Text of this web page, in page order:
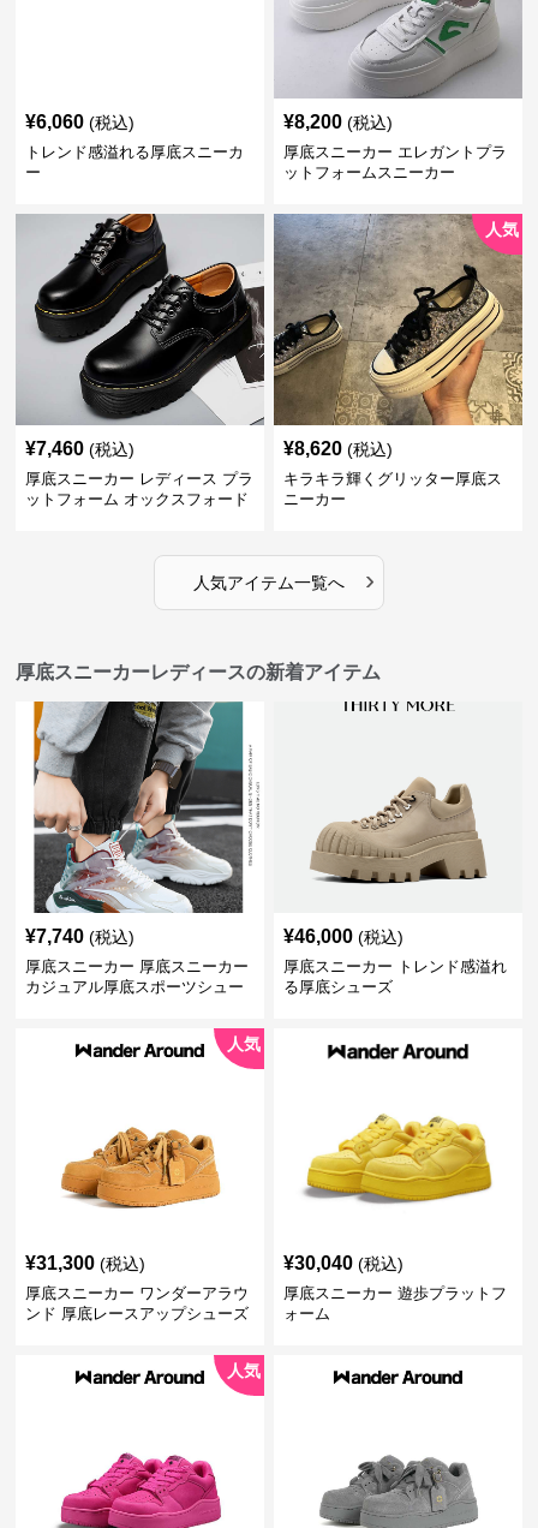
¥6,060 (税込)
トレンド感溢れる厚底スニーカ
ー
¥8,200 (税込)
厚底スニーカー エレガントプラ
ットフォームスニーカー
¥7,460 (税込)
厚底スニーカー レディース プラ
ットフォーム オックスフォード
人気
¥8,620 (税込)
キラキラ輝くグリッター厚底ス
ニーカー
人気アイテム一覧へ ›
厚底スニーカーレディースの新着アイテム
¥7,740 (税込)
厚底スニーカー 厚底スニーカー
カジュアル厚底スポーツシュー
¥46,000 (税込)
厚底スニーカー トレンド感溢れ
る厚底シューズ
人気
¥31,300 (税込)
厚底スニーカー ワンダーアラウ
ンド 厚底レースアップシューズ
¥30,040 (税込)
厚底スニーカー 遊歩プラットフ
ォーム
人気